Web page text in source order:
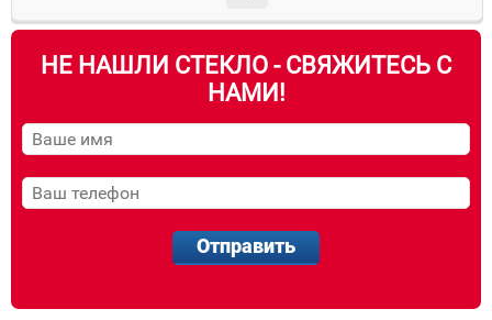
НЕ НАШЛИ СТЕКЛО - СВЯЖИТЕСЬ С
НАМИ!
Отправить